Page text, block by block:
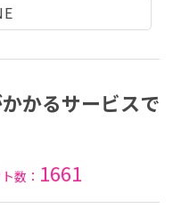
かるサービスで
数： 1661